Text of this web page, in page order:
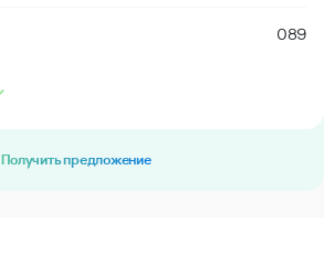
089
Получить предложение